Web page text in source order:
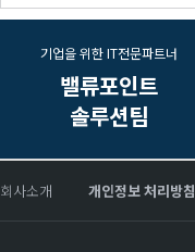
기업을 위한 IT전문파트너
밸류포인트
솔루션팀
회사소개 개인정보 처리방침